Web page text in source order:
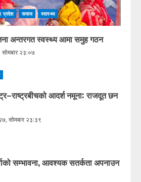
प्रदेश समाज स्वास्थ्य
अन्तरगत स्वस्थ्य आमा समुह गठन
२३:०७
आदर्श नमूना: राजदूत छन
सोमबार २३:३९
सम्भावना, आवश्यक सतर्कता अपनाउन